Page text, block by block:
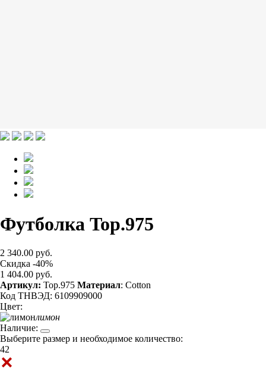
Футболка Top.975
2 340.00 руб.
Скидка -40%
1 404.00 руб.
Артикул: Top.975 Материал: Cotton
Код ТНВЭД: 6109909000
Цвет:
лимон
Наличие:
Выберите размер и необходимое количество:
42